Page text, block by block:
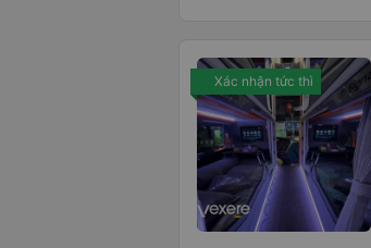
Xác nhận tức thì